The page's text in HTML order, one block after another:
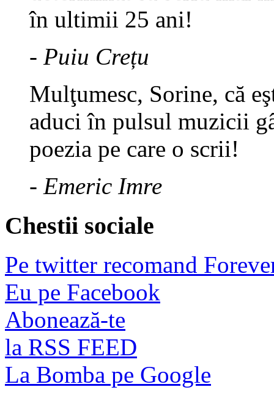
în ultimii 25 ani!
- Puiu Crețu
Mulţumesc, Sorine, că
aduci în pulsul muzicii
poezia pe care o scrii!
- Emeric Imre
Chestii sociale
Pe twitter recomand
Eu pe Facebook
Abonează-te
la RSS FEED
La Bomba pe Google